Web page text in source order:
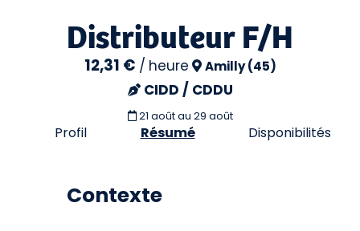
Distributeur F/H
12,31 € / heure Amilly (45)
CIDD / CDDU
21 aoûtau 29 août
Profil Résumé Disponibilités
Contexte